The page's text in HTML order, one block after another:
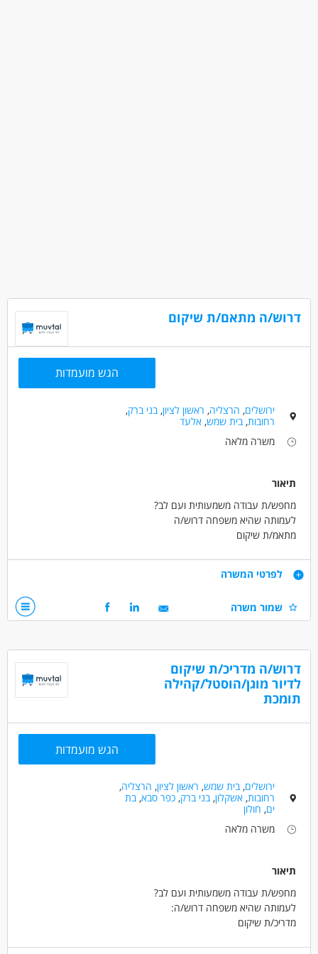
דרוש/ה מתאם/ת שיקום
הגש מועמדות
ירושלים, הרצליה, ראשון לציון,בני ברק,
רחובות,בית שמש,אלעד
משרה מלאה
תיאור
מחפש/ת עבודה משמעותית ועם לב?
לעמותה שהיא משפחה דרוש/ה
מתאמ/ת שיקום
לעבודה שיקומית עם מתמודדי נפש באזור: ירושלים/בית
שמש/הרצליה/ראשל”צ/בני ברק/בת ים/חולון
* תיאום טיפול למתמודדי נפש, הכולל בניית תוכניות שיקום מותאמות
*עבודה בצוות רב־מקצועי ושיתוף פעולה עם גורמי טיפול וקהילה
*חיזוק עצמאות, תפקוד ואיכות החיים של מקבלי השירות
מזמינים אתכם להצטרף לצוות התומך והחם שלנו!
דרישות
*בעל/ת תואר בעבודה סוציאלית או תואר רלוונטי אחר במקצועות
*יכולת עבודה עצמאית לצד עבודה בצוות
דרושים בתחום
רפואה /רפואה אלטרנטיבית - בריאות הנפש
עבודה מיידית
משרה מלאה
משרה חלקית
סטודנטים
לפרטי המשרה
שמור משרה
דרוש/ה מדריכ/ת שיקום
לדיור מוגן/הוסטל/קהילה
תומכת
הגש מועמדות
ירושלים,בית שמש, ראשון לציון, הרצליה,
רחובות,אשקלון,בני ברק,כפר סבא,בת
ים, חולון
משרה מלאה
תיאור
מחפש/ת עבודה משמעותית ועם לב?
לעמותה שהיא משפחה דרוש/ה:
מדריכ/ת שיקום